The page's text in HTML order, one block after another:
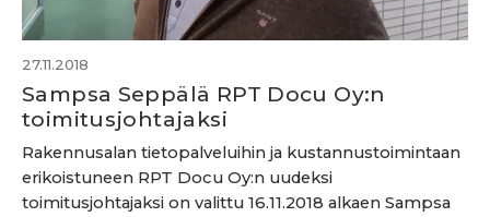
27.11.2018
Sampsa Seppälä RPT Docu Oy:n
toimitusjohtajaksi
Rakennusalan tietopalveluihin ja kustannustoimintaan
erikoistuneen RPT Docu Oy:n uudeksi
toimitusjohtajaksi on valittu 16.11.2018 alkaen Sampsa